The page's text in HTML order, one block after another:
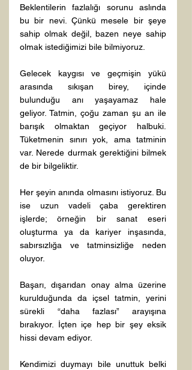
Beklentilerin fazlalığı sorunu aslında
bu bir nevi. Çünkü mesele bir şeye
sahip olmak değil, bazen neye sahip
olmak istediğimizi bile bilmiyoruz.
Gelecek kaygısı ve geçmişin yükü
arasında sıkışan birey, içinde
bulunduğu anı yaşayamaz hale
geliyor. Tatmin, çoğu zaman şu an ile
barışık olmaktan geçiyor halbuki.
Tüketmenin sınırı yok, ama tatminin
var. Nerede durmak gerektiğini bilmek
de bir bilgeliktir.
Her şeyin anında olmasını istiyoruz. Bu
ise uzun vadeli çaba gerektiren
işlerde; örneğin bir sanat eseri
oluşturma ya da kariyer inşasında,
sabırsızlığa ve tatminsizliğe neden
oluyor.
Başarı, dışarıdan onay alma üzerine
kurulduğunda da içsel tatmin, yerini
sürekli “daha fazlası” arayışına
bırakıyor. İçten içe hep bir şey eksik
hissi devam ediyor.
Kendimizi duymayı bile unuttuk belki